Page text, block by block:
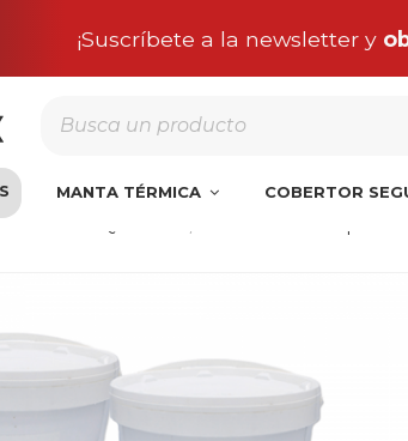
Envío incluido en tu pedido
MANTA TÉRMICA COBERTOR